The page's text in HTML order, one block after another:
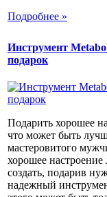
Подробнее »
Инструмент
подарок
Подарить хорошее
что может быть
мастеровитого
хорошее настроение
создать, подарив
надежный